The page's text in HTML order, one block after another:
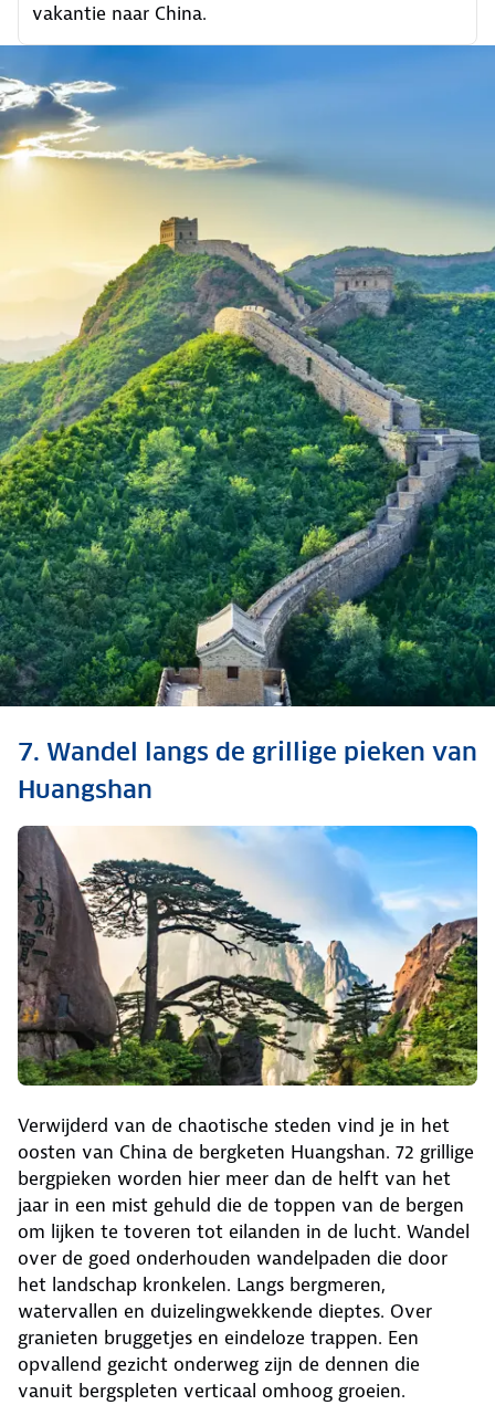
vakantie naar China.
China
7. Wandel langs de grillige pieken van
Huangshan
Verwijderd van de chaotische steden vind je in het
oosten van China de bergketen Huangshan. 72 grillige
bergpieken worden hier meer dan de helft van het
jaar in een mist gehuld die de toppen van de bergen
om lijken te toveren tot eilanden in de lucht. Wandel
over de goed onderhouden wandelpaden die door
het landschap kronkelen. Langs bergmeren,
watervallen en duizelingwekkende dieptes. Over
granieten bruggetjes en eindeloze trappen. Een
opvallend gezicht onderweg zijn de dennen die
vanuit bergspleten verticaal omhoog groeien.